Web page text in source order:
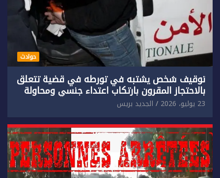
حوادث
توقيف شخص يشتبه في تورطه في قضية تتعلق
بالاحتجاز المقرون بارتكاب اعتداء جنسي ومحاولة
إضرام النار عمدا.
23 يوليو، 2026 الجديد بريس